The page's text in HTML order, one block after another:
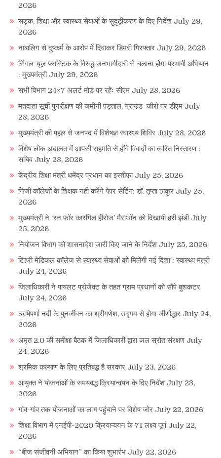
2026
सड़क, शिक्षा और स्वास्थ्य सेवाओं के सुदृढ़ीकरण के दिए निर्देश July 29,
2026
नाबालिग से दुष्कर्म के आरोप में दिवाकर डिमरी गिरफ्तार July 29, 2026
सिंगल-यूज़ प्लास्टिक के विरुद्ध जनभागीदारी से चलाना होगा प्रभावी अभियान
: मुख्यमंत्री July 29, 2026
सभी विभाग 24×7 अलर्ट मोड पर रहेंः सीएम July 28, 2026
मतदाता सूची पुनरीक्षण की जमीनी पड़ताल, ग्राउंड जीरो पर डीएम July
28, 2026
मुख्यमंत्री की पहल से जनपद में विशेषज्ञ स्वास्थ्य शिविर July 28, 2026
विशेष लोक अदालत में आपसी सहमति से होंगे विवादों का त्वरित निस्तारण :
सचिव July 28, 2026
केंद्रीय शिक्षा मंत्री धमेंद्र प्रधान का इस्तीफा July 25, 2026
निजी कॉलेजों के शिक्षक नहीं करेंगे पेपर सेटिंग: डॉ. तृप्ता ठाकुर July 25,
2026
मुख्यमंत्री ने ‘रन फॉर कारगिल हीरोज’ मैराथॉन को दिखायी हरी झंडी July
25, 2026
नियोजन विभाग को शासनादेश जारी किए जाने के निर्देश July 25, 2026
टिहरी मेडिकल कॉलेज से स्वास्थ्य सेवाओं को मिलेगी नई दिशा : स्वास्थ्य मंत्री
July 24, 2026
जिलाधिकारी ने पायलट प्रोजेक्ट के तहत ग्राम प्रधानों को सौंपे बुशकटर
July 24, 2026
ऋषिपर्णा नदी के पुनर्जीवन का श्रीगणेश, उद्गम से होगा जीर्णोद्धार July 24,
2026
अमृत 2.0 की समीक्षा बैठक में जिलाधिकारी द्वारा जल स्रोत संरक्षण July
24, 2026
श्रमिक कल्याण के लिए प्रतिबद्ध है सरकार July 23, 2026
आयुक्त ने योजनाओं के समयबद्ध क्रियान्वयन के दिए निर्देश July 23,
2026
गांव-गांव तक योजनाओं का लाभ पहुंचाने पर विशेष जोर July 22, 2026
शिक्षा विभाग में एनईपी-2020 क्रियान्वयन के 71 लक्ष्य पूर्ण July 22,
2026
“बीज संजीवनी अभियान” का किया शुभारंभ July 22, 2026